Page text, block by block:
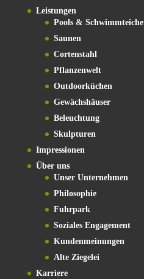
Leistungen
Pools & Schwimmteiche
Saunen
Cortenstahl
Pflanzenwelt
Outdoorküchen
Gewächshäuser
Beleuchtung
Skulpturen
Impressionen
Über uns
Unser Unternehmen
Philosophie
Fuhrpark
Soziales Engagement
Kundenmeinungen
Alte Ziegelei
Karriere